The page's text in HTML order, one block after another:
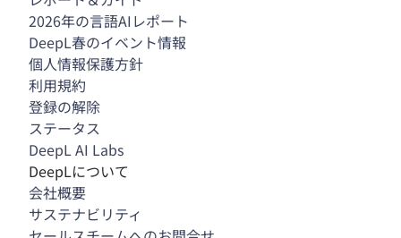
2026年の言語AIレポート
DeepL春のイベント情報
個人情報保護方針
利用規約
登録の解除
ステータス
DeepL AI Labs
DeepLについて
会社概要
サステナビリティ